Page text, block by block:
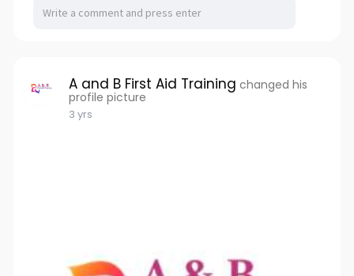
A and B First Aid Training changed his
profile picture
3 yrs